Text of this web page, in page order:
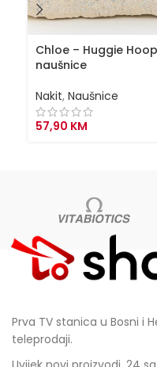
Chloe – Huggie
naušnice
Nakit, Naušnice
57,90 KM
Prva TV stanica u Bosni i
teleprodaji.